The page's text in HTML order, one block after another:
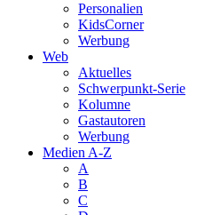
Personalien
KidsCorner
Werbung
Web
Aktuelles
Schwerpunkt-Serie
Kolumne
Gastautoren
Werbung
Medien A-Z
A
B
C